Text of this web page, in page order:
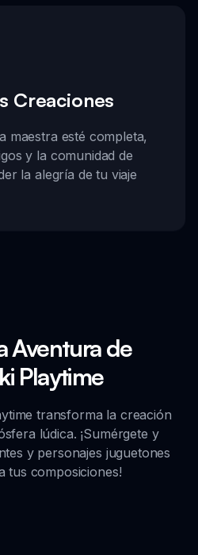
Creaciones
maestra esté completa,
y la comunidad de
la alegría de tu viaje
Aventura de
Playtime
transforma la creación
lúdica. ¡Sumérgete y
y personajes juguetones
tus composiciones!